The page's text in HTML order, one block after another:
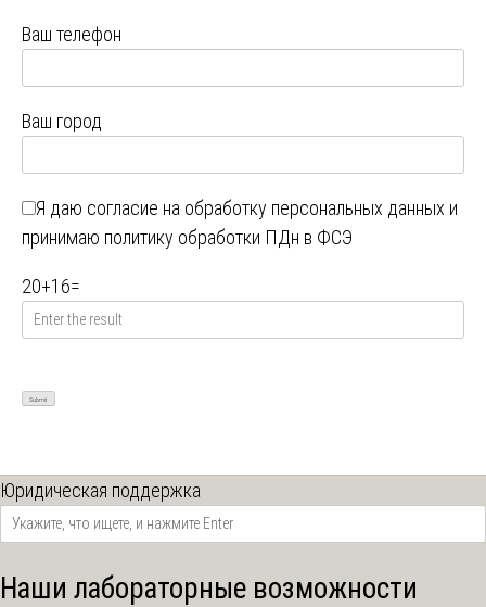
Ваш телефон
Ваш город
Я даю согласие на обработку персональных данных и
принимаю политику обработки ПДн в ФСЭ
20+16=
Юридическая поддержка
Наши лабораторные возможности